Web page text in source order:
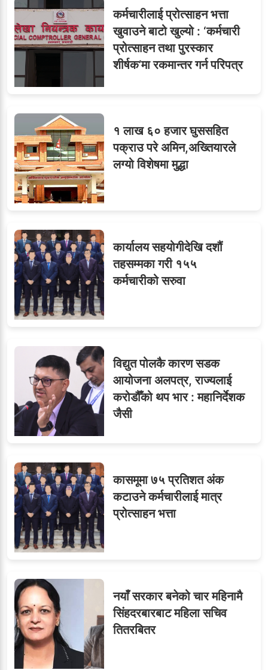
९ ओएनएमका नाममा अत्याचार :
सब–इन्जिनियरहरुको गम्भीर
ध्यानाकर्षण
कर्मचारीलाई प्रोत्साहन भत्ता
खुवाउने बाटो खुल्यो : ‘कर्मचारी
प्रोत्साहन तथा पुरस्कार
शीर्षक’मा रकमान्तर गर्न परिपत्र
१ लाख ६० हजार घुससहित
पक्राउ परे अमिन,अख्तियारले
लग्यो विशेषमा मुद्धा
कार्यालय सहयोगीदेखि दशौं
तहसम्मका गरी १५५
कर्मचारीको सरुवा
विद्युत पोलकै कारण सडक
आयोजना अलपत्र, राज्यलाई
करोडौँको थप भार : महानिर्देशक
जैसी
कासमूमा ७५ प्रतिशत अंक
कटाउने कर्मचारीलाई मात्र
प्रोत्साहन भत्ता
नयाँ सरकार बनेको चार महिनामै
सिंहदरबारबाट महिला सचिव
तितरबितर